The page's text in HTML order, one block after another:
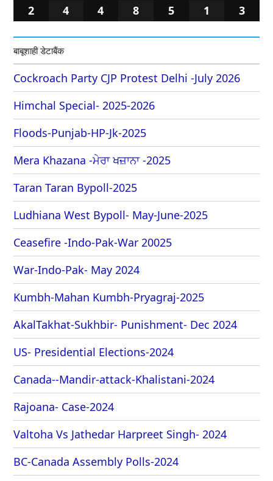
2 4 4 8 5 1 3
बाबूशाही डेटाबैंक
Cockroach Party CJP Protest Delhi -July 2026
Himchal Special- 2025-2026
Floods-Punjab-HP-Jk-2025
Mera Khazana -ਮੇਰਾ ਖਜ਼ਾਨਾ -2025
Taran Taran Bypoll-2025
Ludhiana West Bypoll- May-June-2025
Ceasefire -Indo-Pak-War 20025
War-Indo-Pak- May 2024
Kumbh-Mahan Kumbh-Pryagraj-2025
AkalTakhat-Sukhbir- Punishment- Dec 2024
US- Presidential Elections-2024
Canada--Mandir-attack-Khalistani-2024
Rajoana- Case-2024
Valtoha Vs Jathedar Harpreet Singh- 2024
BC-Canada Assembly Polls-2024